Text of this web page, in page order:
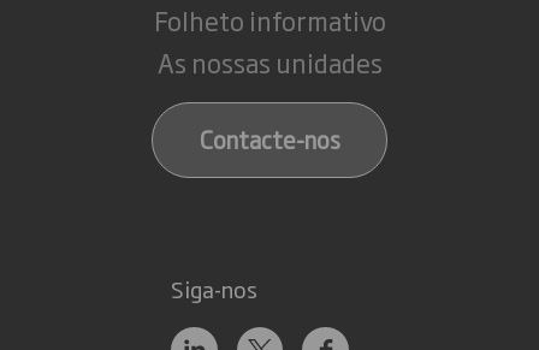
Folheto informativo
As nossas unidades
Contacte-nos
Siga-nos